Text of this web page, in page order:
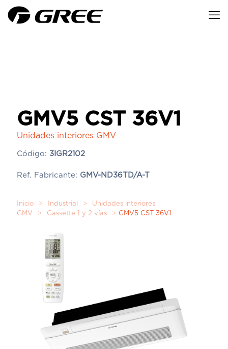
GMV5 CST 36V1
Unidades interiores GMV
Código: 3IGR2102
Ref. Fabricante: GMV-ND36TD/A-T
Inicio > Industrial >
Unidades interiores
GMV
> Cassette 1 y 2 vías > GMV5 CST 36V1